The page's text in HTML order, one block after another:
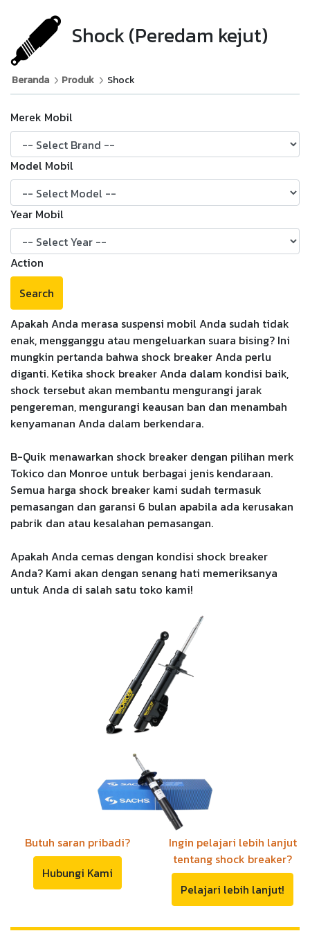
Shock (Peredam kejut)
Beranda Produk Shock
Merek Mobil
Model Mobil
Year Mobil
Action
Search
Apakah Anda merasa suspensi mobil Anda sudah tidak
enak, mengganggu atau mengeluarkan suara bising? Ini
mungkin pertanda bahwa shock breaker Anda perlu
diganti. Ketika shock breaker Anda dalam kondisi baik,
shock tersebut akan membantu mengurangi jarak
pengereman, mengurangi keausan ban dan menambah
kenyamanan Anda dalam berkendara.
B-Quik menawarkan shock breaker dengan pilihan merk
Tokico dan Monroe untuk berbagai jenis kendaraan.
Semua harga shock breaker kami sudah termasuk
pemasangan dan garansi 6 bulan apabila ada kerusakan
pabrik dan atau kesalahan pemasangan.
Apakah Anda cemas dengan kondisi shock breaker
Anda? Kami akan dengan senang hati memeriksanya
untuk Anda di salah satu toko kami!
Butuh saran pribadi?
Hubungi Kami
Ingin pelajari lebih lanjut
tentang shock breaker?
Pelajari lebih lanjut!